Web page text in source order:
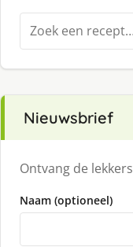
Zoeken
naar:
Nieuwsbrief
Ontvang de
Naam (optioneel)